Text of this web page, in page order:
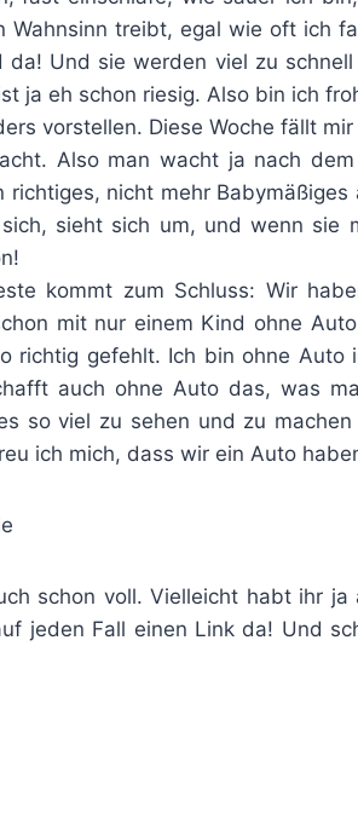
Wahnsinn treibt, egal wie oft ich
da! Und sie werden viel zu
ja eh schon riesig. Also bin ich
vorstellen. Diese Woche fällt
Also man wacht ja nach
richtiges, nicht mehr
sieht sich um, und wenn sie
kommt zum Schluss: Wir
mit nur einem Kind ohne
richtig gefehlt. Ich bin ohne Auto
auch ohne Auto das, was
so viel zu sehen und zu
ich mich, dass wir ein Auto
schon voll. Vielleicht habt ihr
jeden Fall einen Link da! Und